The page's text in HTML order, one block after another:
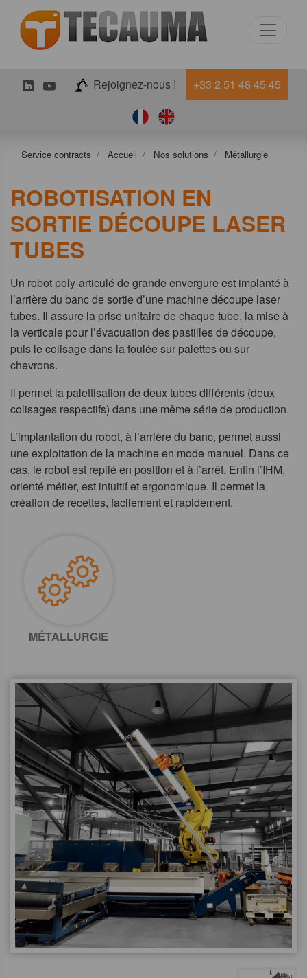
LinkedInYoutubeRejoignez-nous ! +33 2 51 48 45 45
Service contracts Accueil Nos solutions Métallurgie
ROBOTISATION EN
SORTIE DÉCOUPE LASER
TUBES
Un robot poly-articulé de grande envergure est implanté à
l’arrière du banc de sortie d’une machine découpe laser
tubes. Il assure la prise unitaire de chaque tube, la mise à
la verticale pour l’évacuation des pastilles de découpe,
puis le colisage dans la foulée sur palettes ou sur
chevrons.
Il permet la palettisation de deux tubes différents (deux
colisages respectifs) dans une même série de production.
L’implantation du robot, à l’arrière du banc, permet aussi
une exploitation de la machine en mode manuel. Dans ce
cas, le robot est replié en position et à l’arrêt. Enfin l’IHM,
orienté métier, est intuitif et ergonomique. Il permet la
création de recettes, facilement et rapidement.
MÉTALLURGIE